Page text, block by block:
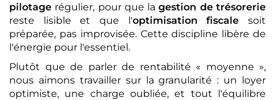
pilotage régulier, pour que lagestion de trésorerie
reste lisible et que l'optimisation fiscale soit
préparée, pas improvisée. Cette discipline libère de
l'énergie pour l'essentiel.
Plutôt que de parler de rentabilité « moyenne »,
nous aimons travailler sur la granularité : un loyer
optimiste, une charge oubliée, et tout l'équilibre